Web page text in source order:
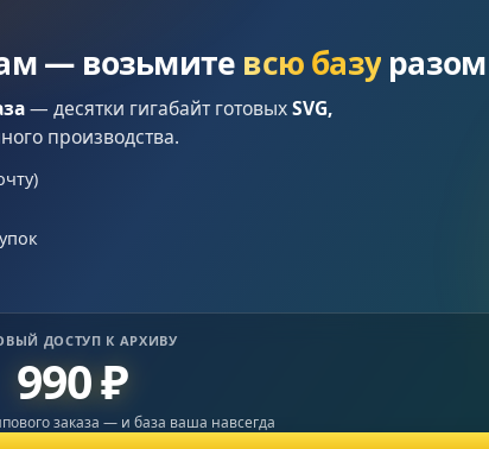
— возьмите всю базу разом
— десятки гигабайт готовыхSVG,
производства.
ДОСТУП К АРХИВУ
990 ₽
заказа — и база ваша навсегда